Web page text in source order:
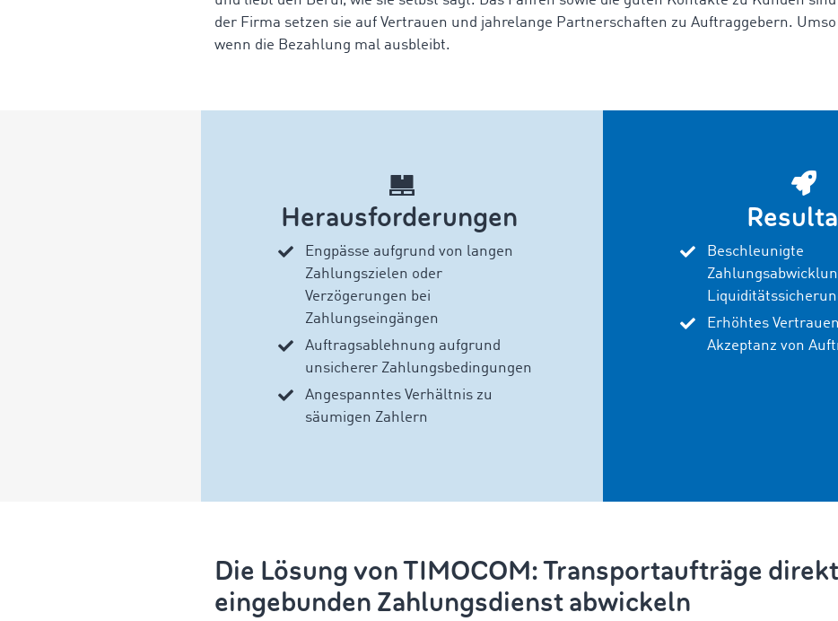
der Firma setzen sie auf Vertrauen und jahrelange Partnerschaften zu Auftraggebern.
wenn die Bezahlung mal ausbleibt.
Herausforderungen
Engpässe aufgrund von langen
Zahlungszielen oder
Verzögerungen bei
Zahlungseingängen
Auftragsablehnung aufgrund
unsicherer Zahlungsbedingungen
Angespanntes Verhältnis zu
säumigen Zahlern
Beschleunigte
Erhöhtes
Akzeptanz von
Die Lösung von TIMOCOM: Transportaufträge
eingebunden Zahlungsdienst abwickeln